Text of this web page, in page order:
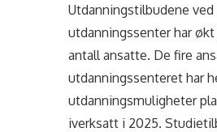
Utdanningstilbudene ved
utdanningssenter har
antall ansatte. De fire
utdanningssenteret har
utdanningsmuligheter
iverksatt i 2025.